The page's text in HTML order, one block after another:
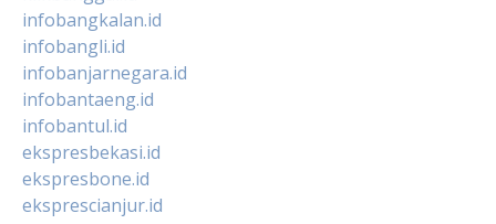
infobangkalan.id
infobangli.id
infobanjarnegara.id
infobantaeng.id
infobantul.id
ekspresbekasi.id
ekspresbone.id
eksprescianjur.id